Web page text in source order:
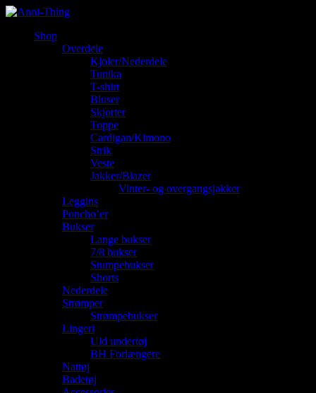
Shop
Overdele
Kjoler/Nederdele
Tunika
T-shirt
Bluser
Skjorter
Toppe
Cardigan/Kimono
Strik
Veste
Jakker/Blazer
Vinter- og overgangsjakker
Leggins
Poncho’er
Bukser
Lange bukser
7/8 bukser
Stumpebukser
Shorts
Nederdele
Strømper
Strømpebukser
Lingeri
Uld undertøj
BH Forlængere
Nattøj
Badetøj